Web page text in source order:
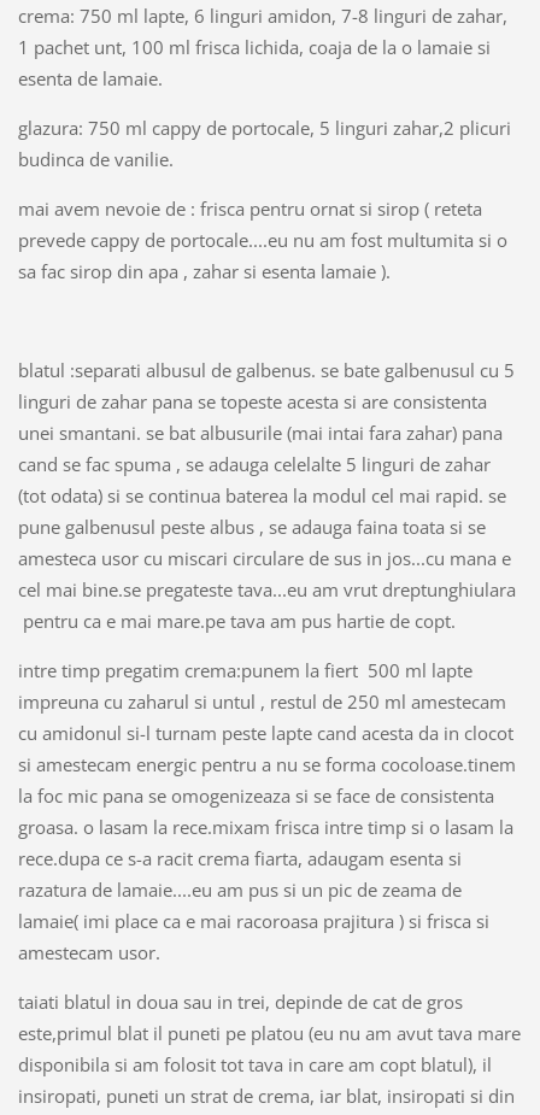
crema: 750 ml lapte, 6 linguri amidon, 7-8 linguri de zahar,
1 pachet unt, 100 ml frisca lichida, coaja de la o lamaie si
esenta de lamaie.
glazura: 750 ml cappy de portocale, 5 linguri zahar,2 plicuri
budinca de vanilie.
mai avem nevoie de : frisca pentru ornat si sirop ( reteta
prevede cappy de portocale....eu nu am fost multumita si o
sa fac sirop din apa , zahar si esenta lamaie ).
blatul :separati albusul de galbenus. se bate galbenusul cu 5
linguri de zahar pana se topeste acesta si are consistenta
unei smantani. se bat albusurile (mai intai fara zahar) pana
cand se fac spuma , se adauga celelalte 5 linguri de zahar
(tot odata) si se continua baterea la modul cel mai rapid. se
pune galbenusul peste albus , se adauga faina toata si se
amesteca usor cu miscari circulare de sus in jos...cu mana e
cel mai bine.se pregateste tava...eu am vrut dreptunghiulara
pentru ca e mai mare.pe tava am pus hartie de copt.
intre timp pregatim crema:punem la fiert 500 ml lapte
impreuna cu zaharul si untul , restul de 250 ml amestecam
cu amidonul si-l turnam peste lapte cand acesta da in clocot
si amestecam energic pentru a nu se forma cocoloase.tinem
la foc mic pana se omogenizeaza si se face de consistenta
groasa. o lasam la rece.mixam frisca intre timp si o lasam la
rece.dupa ce s-a racit crema fiarta, adaugam esenta si
razatura de lamaie....eu am pus si un pic de zeama de
lamaie( imi place ca e mai racoroasa prajitura ) si frisca si
amestecam usor.
taiati blatul in doua sau in trei, depinde de cat de gros
este,primul blat il puneti pe platou (eu nu am avut tava mare
disponibila si am folosit tot tava in care am copt blatul), il
insiropati, puneti un strat de crema, iar blat, insiropati si din